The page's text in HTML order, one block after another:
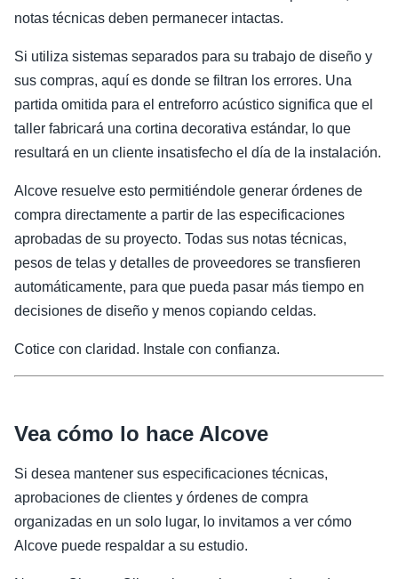
notas técnicas deben permanecer intactas.
Si utiliza sistemas separados para su trabajo de diseño y
sus compras, aquí es donde se filtran los errores. Una
partida omitida para el entreforro acústico significa que el
taller fabricará una cortina decorativa estándar, lo que
resultará en un cliente insatisfecho el día de la instalación.
Alcove resuelve esto permitiéndole generar órdenes de
compra directamente a partir de las especificaciones
aprobadas de su proyecto. Todas sus notas técnicas,
pesos de telas y detalles de proveedores se transfieren
automáticamente, para que pueda pasar más tiempo en
decisiones de diseño y menos copiando celdas.
Cotice con claridad. Instale con confianza.
Vea cómo lo hace Alcove
Si desea mantener sus especificaciones técnicas,
aprobaciones de clientes y órdenes de compra
organizadas en un solo lugar, lo invitamos a ver cómo
Alcove puede respaldar a su estudio.